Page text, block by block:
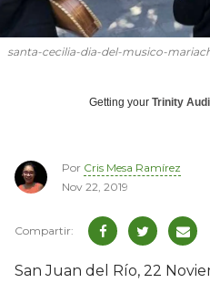
santa-cecilia-dia-del-musico-
Getting your Trinity
Por Cris Mesa Ramírez
Nov 22, 2019
San Juan del Río, 22